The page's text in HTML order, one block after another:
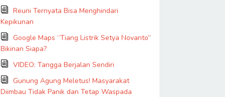
Reuni Ternyata Bisa Menghindari
Kepikunan
Google Maps “Tiang Listrik Setya Novanto”
Bikinan Siapa?
VIDEO: Tangga Berjalan Sendiri
Gunung Agung Meletus! Masyarakat
Diimbau Tidak Panik dan Tetap Waspada